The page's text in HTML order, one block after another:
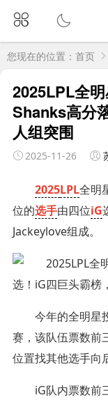
您现在的位置： 首页
2025LPL全明
Shanks高分
人组突围
2025-11-26
2025LPL全明
位的选手由四位iG
Jackeylove组成。
今年的全明星
赛，该队伍票数前
位置找其他选手向
iG队内票数前